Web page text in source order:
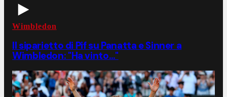
Wimbledon
Il siparietto di Pif su Panatta e Sinner a
Wimbledon: "Ha vinto…"